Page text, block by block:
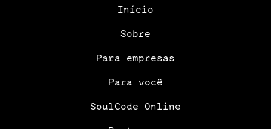
Início
Sobre
Para empresas
Para você
SoulCode Online